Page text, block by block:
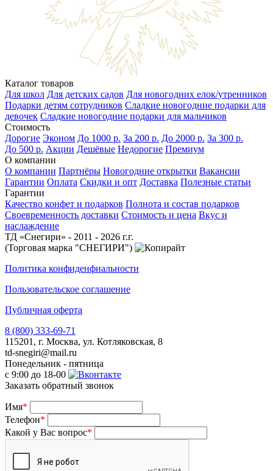
Каталог товаров
Для школ Для детских садов Для новогодних елок/утренников
Подарки детям сотрудников Сладкие новогодние подарки для
девочек Сладкие новогодние подарки для мальчиков
Стоимость
Дорогие Эконом До 1000 р. За 200 р. До 2000 р. За 300 р.
До 500 р. Акции Дешёвые Недорогие Премиум
О компании
О компании Партнёры Новогодние открытки Вакансии
Гарантии Оплата Скидки и опт Доставка Полезные статьи
Гарантии
Качество конфет и подарков Полнота и состав подарков
Своевременность доставки Стоимость и цена Вкус и
наслаждение
ТД «Снегири» - 2011 - 2026 г.г.
(Торговая марка "СНЕГИРИ")
Политика конфиденфиальности
Пользовательское соглашение
Публичная оферта
8 (800) 333-69-71
115201, г. Москва, ул. Котляковская, 8
td-snegiri@mail.ru
Понедельник - пятница
с 9:00 до 18-00
Заказать обратный звонок
Имя*
Телефон*
Какой у Вас вопрос*